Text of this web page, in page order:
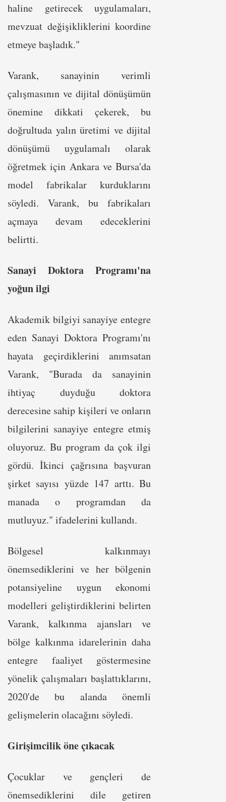
haline getirecek uygulamaları,
mevzuat değişikliklerini koordine
etmeye başladık."
Varank, sanayinin verimli
çalışmasının ve dijital dönüşümün
önemine dikkati çekerek, bu
doğrultuda yalın üretimi ve dijital
dönüşümü uygulamalı olarak
öğretmek için Ankara ve Bursa'da
model fabrikalar kurduklarını
söyledi. Varank, bu fabrikaları
açmaya devam edeceklerini
belirtti.
Sanayi Doktora Programı'na
yoğun ilgi
Akademik bilgiyi sanayiye entegre
eden Sanayi Doktora Programı'nı
hayata geçirdiklerini anımsatan
Varank, "Burada da sanayinin
ihtiyaç duyduğu doktora
derecesine sahip kişileri ve onların
bilgilerini sanayiye entegre etmiş
oluyoruz. Bu program da çok ilgi
gördü. İkinci çağrısına başvuran
şirket sayısı yüzde 147 arttı. Bu
manada o programdan da
mutluyuz." ifadelerini kullandı.
Bölgesel kalkınmayı
önemsediklerini ve her bölgenin
potansiyeline uygun ekonomi
modelleri geliştirdiklerini belirten
Varank, kalkınma ajansları ve
bölge kalkınma idarelerinin daha
entegre faaliyet göstermesine
yönelik çalışmaları başlattıklarını,
2020'de bu alanda önemli
gelişmelerin olacağını söyledi.
Girişimcilik öne çıkacak
Çocuklar ve gençleri de
önemsediklerini dile getiren